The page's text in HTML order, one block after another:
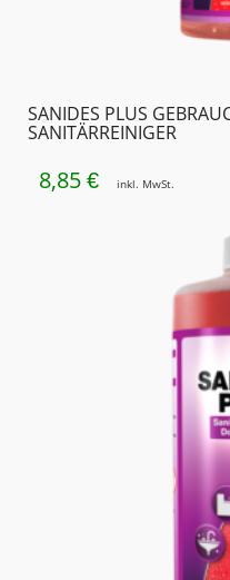
SANIDES PLUS
SANITÄRREINIGER
8,85 € inkl. MwSt.